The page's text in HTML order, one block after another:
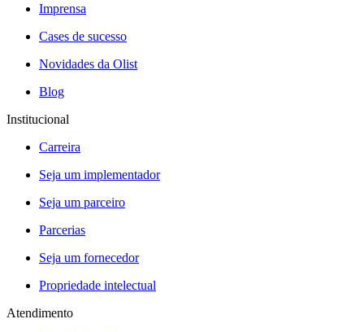
Imprensa
Cases de sucesso
Novidades da Olist
Blog
Institucional
Carreira
Seja um implementador
Seja um parceiro
Parcerias
Seja um fornecedor
Propriedade intelectual
Atendimento